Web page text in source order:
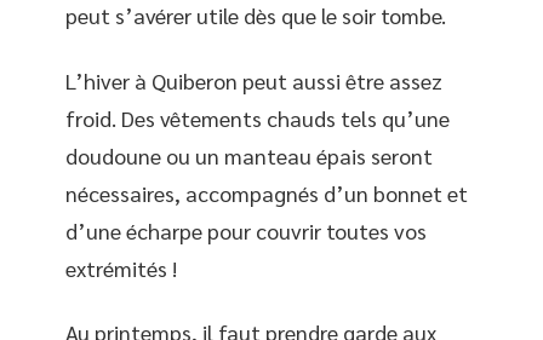
peut s’avérer utile dès que le soir tombe.
L’hiver à Quiberon peut aussi être assez
froid. Des vêtements chauds tels qu’une
doudoune ou un manteau épais seront
nécessaires, accompagnés d’un bonnet et
d’une écharpe pour couvrir toutes vos
extrémités !
Au printemps, il faut prendre garde aux